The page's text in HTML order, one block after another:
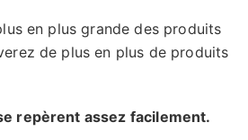
en plus grande des produits
de plus en plus de produits
repèrent assez facilement.